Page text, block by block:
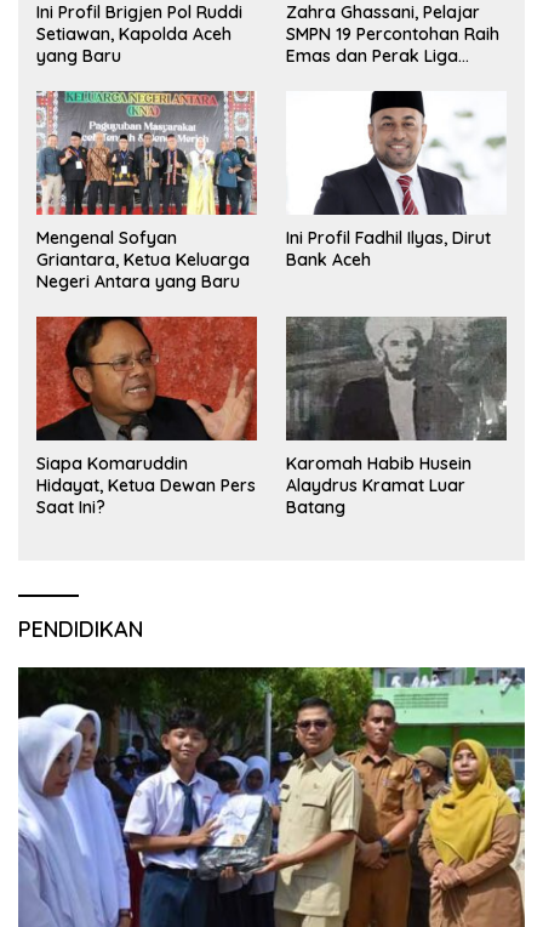
Ini Profil Brigjen Pol Ruddi
Setiawan, Kapolda Aceh
yang Baru
Zahra Ghassani, Pelajar
SMPN 19 Percontohan Raih
Emas dan Perak Liga
Mengenal Sofyan
Griantara, Ketua Keluarga
Negeri Antara yang Baru
Ini Profil Fadhil Ilyas, Dirut
Bank Aceh
Siapa Komaruddin
Hidayat, Ketua Dewan Pers
Saat Ini?
Karomah Habib Husein
Alaydrus Kramat Luar
Batang
PENDIDIKAN